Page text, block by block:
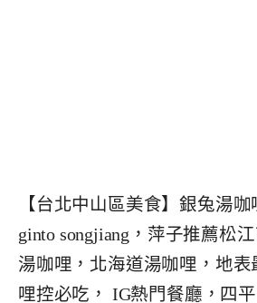
【台北中山區美食】銀兔湯
ginto songjiang，萍子推薦松
湯咖哩，北海道湯咖哩，地表
哩控必吃， IG熱門餐廳，四